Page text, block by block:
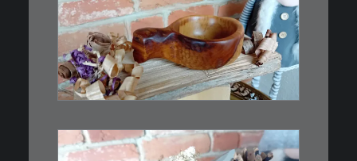
€15,00
Ein Holzbecher im Wikinger-Stil.
Inspiriert…